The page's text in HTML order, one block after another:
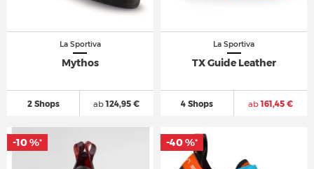
La Sportiva
Mythos
2 Shops ab124,95 €
La Sportiva
TX Guide Leather
4 Shops ab161,45 €
-10 %* -40 %*